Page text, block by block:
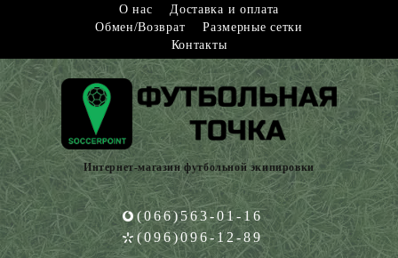
О нас
Доставка и оплата
Обмен/Возврат
Размерные сетки
Контакты
Интернет-магазин футбольной экипировки
(066)563-01-16
(096)096-12-89